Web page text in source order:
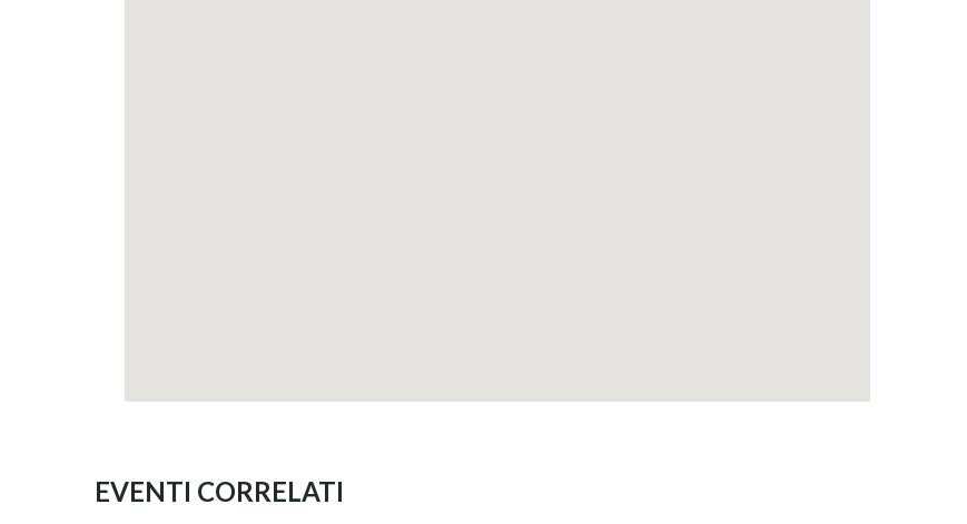
EVENTI CORRELATI